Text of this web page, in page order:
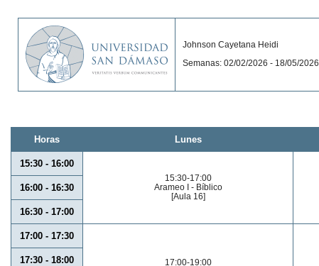
Johnson Cayetana Heidi
Semanas: 02/02/2026 - 18/05/2026
Horas Lunes
15:30 - 16:00
15:30-17:00
Arameo I - Bíblico
[Aula 16]
16:00 - 16:30
16:30 - 17:00
17:00 - 17:30
17:00-19:00
17:30 - 18:00